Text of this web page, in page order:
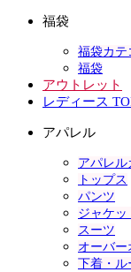
福袋
福袋カテ
福袋
アウトレット
レディース
アパレル
アパレル
トップス
パンツ
ジャケッ
スーツ
オーバ
下着・ル